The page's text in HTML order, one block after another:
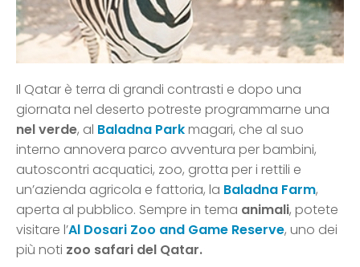
Il Qatar è terra di grandi contrasti e dopo una
giornata nel deserto potreste programmarne una
nel verde, al Baladna Parkmagari, che al suo
interno annovera parco avventura per bambini,
autoscontri acquatici, zoo, grotta per i rettili e
un’azienda agricola e fattoria, la Baladna Farm,
aperta al pubblico. Sempre in tema animali, potete
visitare l’Al Dosari Zoo and Game Reserve, uno dei
più noti zoo safari del Qatar.